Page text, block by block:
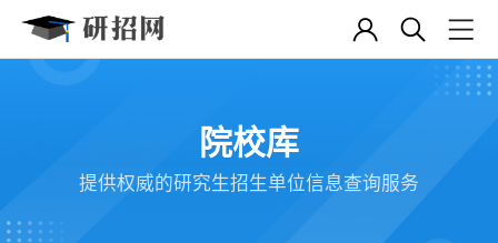
院校库
提供权威的研究生招生单位信息查询服务